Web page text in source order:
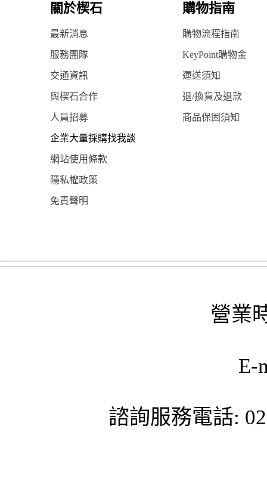
關於楔石 購物指南
最新消息 購物流程指南
服務團隊 KeyPoint購物金
交通資訊 運送須知
與楔石合作 退/換貨及退款
人員招募 商品保固須知
企業大量採購找我談
網站使用條款
隱私權政策
免責聲明
營業
E-
諮詢服務電話: